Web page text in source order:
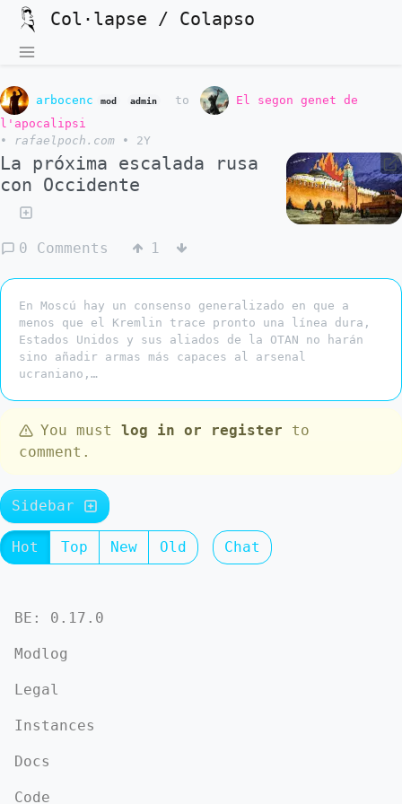
Col·lapse / Colapso
arbocenc mod admin to
El segon genet de
l'apocalipsi
•
rafaelpoch.com • 2Y
La próxima escalada rusa
con Occidente
0 Comments 1
En Moscú hay un consenso generalizado en que a
menos que el Kremlin trace pronto una línea dura,
Estados Unidos y sus aliados de la OTAN no harán
sino añadir armas más capaces al arsenal
ucraniano,…
You must log in or register to
comment.
Sidebar
Hot Top New Old Chat
BE: 0.17.0
Modlog
Legal
Instances
Docs
Code